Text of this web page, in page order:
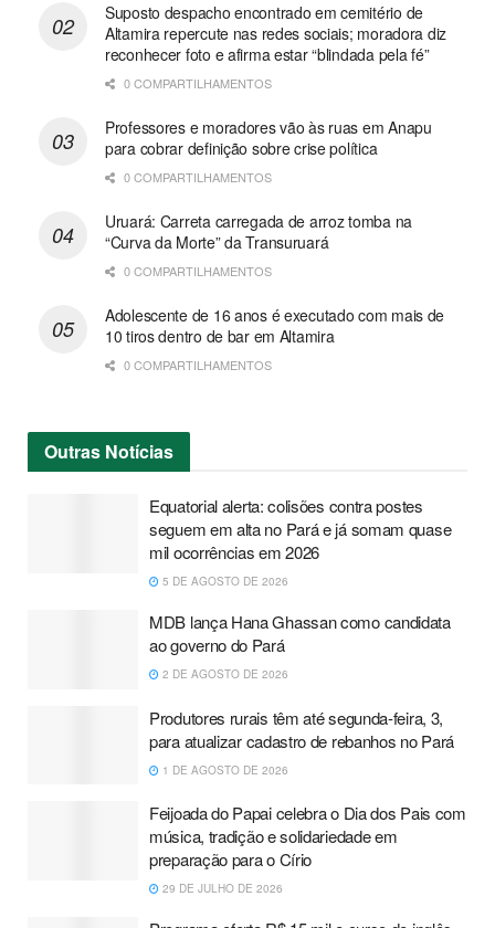
Suposto despacho encontrado em cemitério de
Altamira repercute nas redes sociais; moradora diz
reconhecer foto e afirma estar “blindada pela fé”
0 COMPARTILHAMENTOS
Professores e moradores vão às ruas em Anapu
para cobrar definição sobre crise política
0 COMPARTILHAMENTOS
Uruará: Carreta carregada de arroz tomba na
“Curva da Morte” da Transuruará
0 COMPARTILHAMENTOS
Adolescente de 16 anos é executado com mais de
10 tiros dentro de bar em Altamira
0 COMPARTILHAMENTOS
Outras Notícias
Equatorial alerta: colisões contra postes
seguem em alta no Pará e já somam quase
mil ocorrências em 2026
5 DE AGOSTO DE 2026
MDB lança Hana Ghassan como candidata
ao governo do Pará
2 DE AGOSTO DE 2026
Produtores rurais têm até segunda-feira, 3,
para atualizar cadastro de rebanhos no Pará
1 DE AGOSTO DE 2026
Feijoada do Papai celebra o Dia dos Pais com
música, tradição e solidariedade em
preparação para o Círio
29 DE JULHO DE 2026